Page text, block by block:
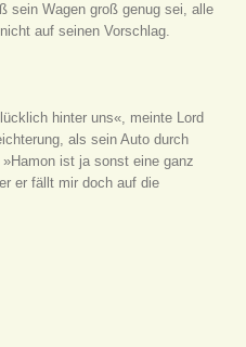
sein Wagen groß genug sei, alle
auf seinen Vorschlag.
hinter uns«, meinte Lord
als sein Auto durch
ist ja sonst eine ganz
er fällt mir doch auf die